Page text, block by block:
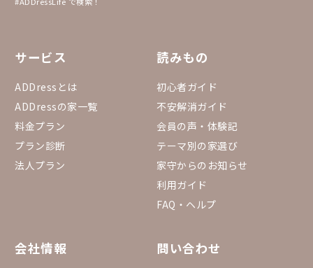
サービス
ADDressとは
ADDressの家一覧
料金プラン
プラン診断
法人プラン
読みもの
初心者ガイド
不安解消ガイド
会員の声・体験記
テーマ別の家選び
家守からのお知らせ
利用ガイド
FAQ・ヘルプ
会社情報 問い合わせ